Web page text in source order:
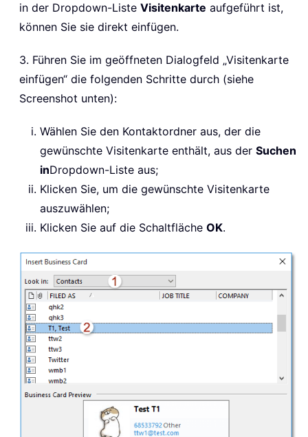
in der Dropdown-Liste Visitenkarte aufgeführt ist,
können Sie sie direkt einfügen.
3. Führen Sie im geöffneten Dialogfeld „Visitenkarte
einfügen“ die folgenden Schritte durch (siehe
Screenshot unten):
Wählen Sie den Kontaktordner aus, der die
gewünschte Visitenkarte enthält, aus der Suchen
inDropdown-Liste aus;
Klicken Sie, um die gewünschte Visitenkarte
auszuwählen;
Klicken Sie auf die Schaltfläche OK.